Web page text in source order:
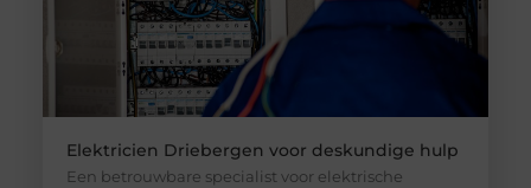
Elektricien Driebergen voor deskundige hulp
Een betrouwbare specialist voor elektrische